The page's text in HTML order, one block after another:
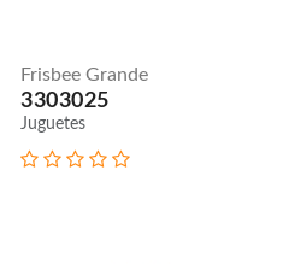
Frisbee Grande
3303025
Juguetes